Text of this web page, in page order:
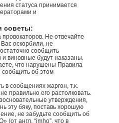
статуса принимается
и
советы:
Не отвечайте
оскорбили, не
сообщить
виновные будут наказаны.
что нарушены Правила
сообщить об этом
в сообщениях жаргон, т.к.
правильно его растолковать.
утверждения,
эту бяку, поставь хорошую
не забудьте сообщить об
(от англ. “imho”, что в